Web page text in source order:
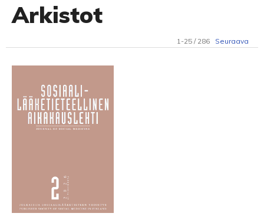
Arkistot
1-25 / 286 Seuraava